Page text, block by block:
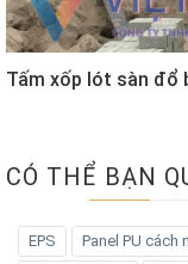
Tấm xốp lót sàn đổ
CÓ THỂ BẠN
EPS Panel PU cách